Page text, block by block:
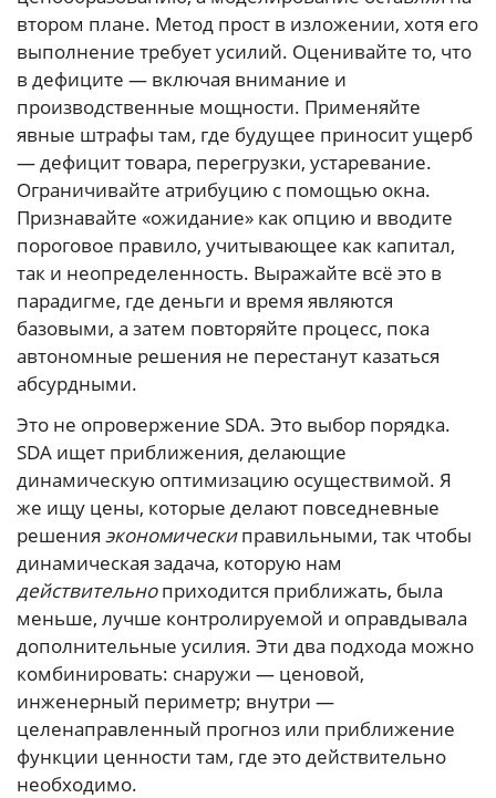
втором плане. Метод прост в изложении, хотя его
выполнение требует усилий. Оценивайте то, что
в дефиците — включая внимание и
производственные мощности. Применяйте
явные штрафы там, где будущее приносит ущерб
— дефицит товара, перегрузки, устаревание.
Ограничивайте атрибуцию с помощью окна.
Признавайте «ожидание» как опцию и вводите
пороговое правило, учитывающее как капитал,
так и неопределенность. Выражайте всё это в
парадигме, где деньги и время являются
базовыми, а затем повторяйте процесс, пока
автономные решения не перестанут казаться
абсурдными.
Это не опровержение SDA. Это выбор порядка.
SDA ищет приближения, делающие
динамическую оптимизацию осуществимой. Я
же ищу цены, которые делают повседневные
решения экономическиправильными, так чтобы
динамическая задача, которую нам
действительноприходится приближать, была
меньше, лучше контролируемой и оправдывала
дополнительные усилия. Эти два подхода можно
комбинировать: снаружи — ценовой,
инженерный периметр; внутри —
целенаправленный прогноз или приближение
функции ценности там, где это действительно
необходимо.